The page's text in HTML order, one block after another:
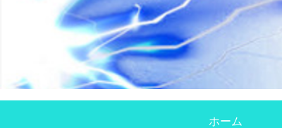
ホーム